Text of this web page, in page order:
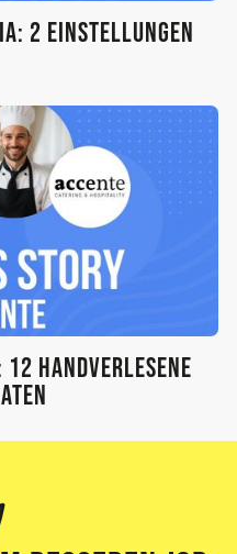
2 Einstellungen
12 handverlesene